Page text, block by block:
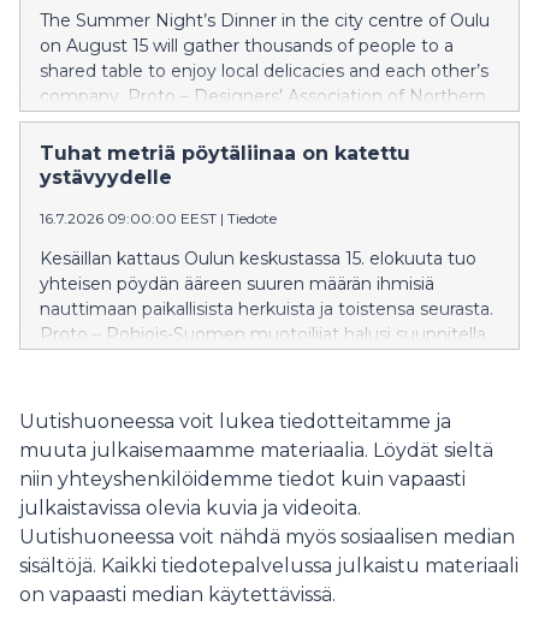
The Summer Night’s Dinner in the city centre of Oulu
on August 15 will gather thousands of people to a
shared table to enjoy local delicacies and each other’s
company. Proto – Designers' Association of Northern
Finland aspired to create a kilometer-long tablecloth
as unique as the event itself.
Tuhat metriä pöytäliinaa on katettu
ystävyydelle
16.7.2026 09:00:00 EEST | Tiedote
Kesäillan kattaus Oulun keskustassa 15. elokuuta tuo
yhteisen pöydän ääreen suuren määrän ihmisiä
nauttimaan paikallisista herkuista ja toistensa seurasta.
Proto – Pohjois-Suomen muotoilijat halusi suunnitella
Uutishuoneessa voit lukea tiedotteitamme ja
muuta julkaisemaamme materiaalia. Löydät sieltä
niin yhteyshenkilöidemme tiedot kuin vapaasti
julkaistavissa olevia kuvia ja videoita.
Uutishuoneessa voit nähdä myös sosiaalisen median
sisältöjä. Kaikki tiedotepalvelussa julkaistu materiaali
on vapaasti median käytettävissä.